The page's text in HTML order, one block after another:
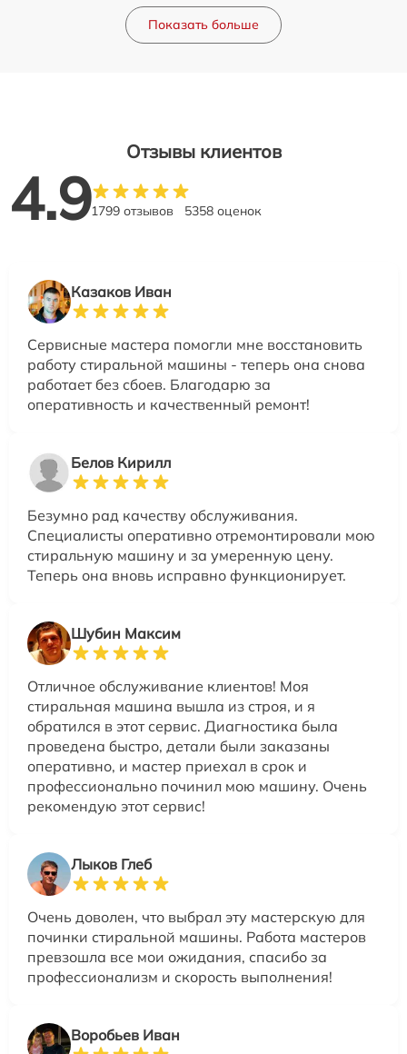
Показать больше
Отзывы клиентов
4.91799 отзывов 5358 оценок
Казаков Иван
Сервисные мастера помогли мне восстановить
работу стиральной машины - теперь она снова
работает без сбоев. Благодарю за
оперативность и качественный ремонт!
Белов Кирилл
Безумно рад качеству обслуживания.
Специалисты оперативно отремонтировали мою
стиральную машину и за умеренную цену.
Теперь она вновь исправно функционирует.
Шубин Максим
Отличное обслуживание клиентов! Моя
стиральная машина вышла из строя, и я
обратился в этот сервис. Диагностика была
проведена быстро, детали были заказаны
оперативно, и мастер приехал в срок и
профессионально починил мою машину. Очень
рекомендую этот сервис!
Лыков Глеб
Очень доволен, что выбрал эту мастерскую для
починки стиральной машины. Работа мастеров
превзошла все мои ожидания, спасибо за
профессионализм и скорость выполнения!
Воробьев Иван